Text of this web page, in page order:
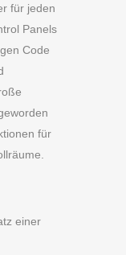
für jeden
Panels
Code
für
einer